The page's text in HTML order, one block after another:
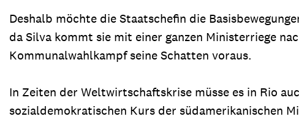
Deshalb möchte die Staatschefin die
da Silva kommt sie mit einer ganzen Ministerriege
Kommunalwahlkampf seine Schatten voraus.
In Zeiten der Weltwirtschaftskrise müsse es in Rio
sozialdemokratischen Kurs der südamerikanischen